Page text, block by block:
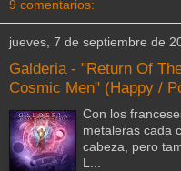
9 comentarios:
jueves, 7 de septiembre de
Galderia - "Return Of
Cosmic Men" (Happy /
Con los
metaleras cada
cabeza, pero
L...